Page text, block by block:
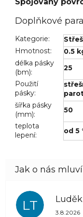
Doplňkové
Kategorie:
Hmotnost:
0.5
délka pásky
(bm):
25
Použití
pásky:
šířka pásky
(mm):
50
teplota
lepení: od 5
LT 3.8.2026